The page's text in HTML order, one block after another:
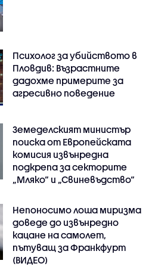
Психолог за убийството в
Пловдив: Възрастните
дадохме примерите за
агресивно поведение
Земеделският министър
поиска от Европейската
комисия извънредна
подкрепа за секторите
„Мляко“ и „Свиневъдство“
Непоносимо лоша миризма
доведе до извънредно
кацане на самолет,
пътуващ за Франкфурт
(ВИДЕО)